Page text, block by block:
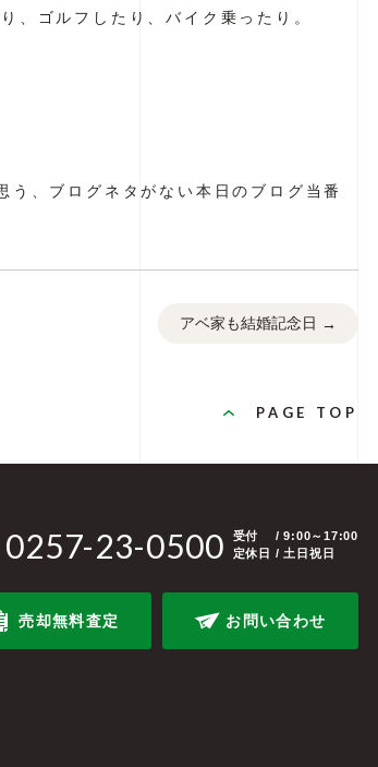
、ゴルフしたり、バイク乗ったり。
、ブログネタがない本日のブログ当番
アベ家も結婚記念日 →
PAGE TOP
0257-23-0500 受付
/ 9:00～17:00
定休日 / 土日祝日
売却無料査定 お問い合わせ